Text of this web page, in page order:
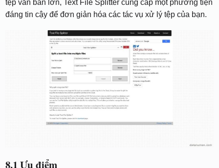
tệp văn bản lớn, Text File Splitter cung cấp một phương tiện
đáng tin cậy để đơn giản hóa các tác vụ xử lý tệp của bạn.
8.1 Ưu điểm